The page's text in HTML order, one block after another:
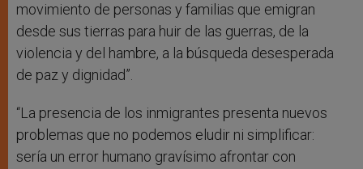
movimiento de personas y familias que emigran
desde sus tierras para huir de las guerras, de la
violencia y del hambre, a la búsqueda desesperada
de paz y dignidad”.
“La presencia de los inmigrantes presenta nuevos
problemas que no podemos eludir ni simplificar:
sería un error humano gravísimo afrontar con